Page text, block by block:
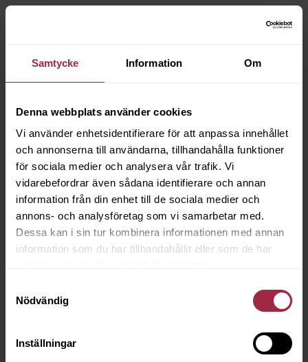
Samtycke Information Om
Denna webbplats använder cookies
Vi använder enhetsidentifierare för att anpassa innehållet
och annonserna till användarna, tillhandahålla funktioner
för sociala medier och analysera vår trafik. Vi
vidarebefordrar även sådana identifierare och annan
information från din enhet till de sociala medier och
annons- och analysföretag som vi samarbetar med.
Dessa kan i sin tur kombinera informationen med annan
information som du har tillhandahållit eller som de har
Nödvändig
Inställningar